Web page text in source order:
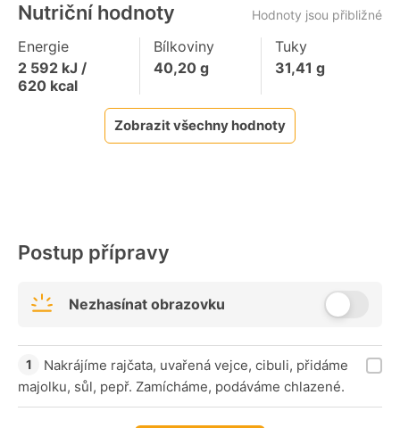
Nutriční hodnoty Hodnoty jsou přibližné
Energie
2 592 kJ /
620 kcal
Bílkoviny
40,20g
Tuky
31,41 g
Zobrazit všechny hodnoty
Postup přípravy
Nezhasínat obrazovku
Nakrájíme rajčata, uvařená vejce, cibuli, přidáme
majolku, sůl, pepř. Zamícháme, podáváme chlazené.